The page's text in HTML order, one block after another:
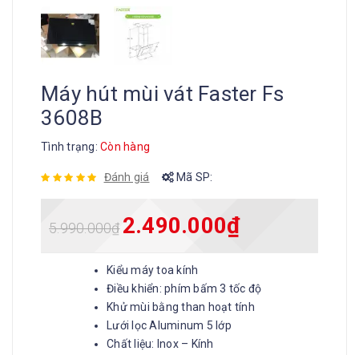
Máy hút mùi vát Faster Fs
3608B
Tình trạng: Còn hàng
Đánh giá Mã SP:
5.990.000₫ 2.490.000₫
Kiểu máy toa kính
Điều khiển: phím bấm 3 tốc độ
Khử mùi bằng than hoạt tính
Lưới lọc Aluminum 5 lớp
Chất liệu: Inox – Kính